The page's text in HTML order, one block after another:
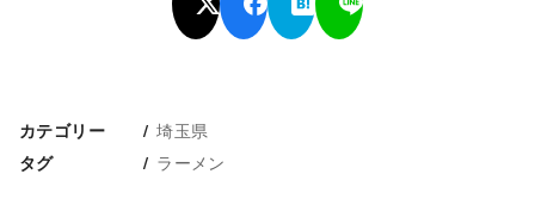
カテゴリー 埼玉県
タグ ラーメン